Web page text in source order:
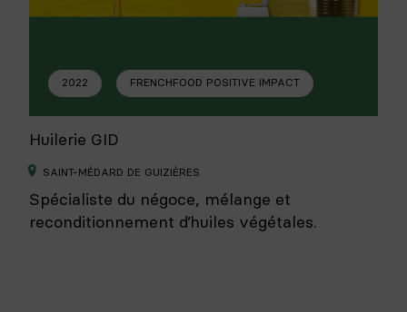
2022 FRENCHFOOD POSITIVE IMPACT
Huilerie GID
SAINT-MÉDARD DE GUIZIÈRES
Spécialiste du négoce, mélange et
reconditionnement d’huiles végétales.